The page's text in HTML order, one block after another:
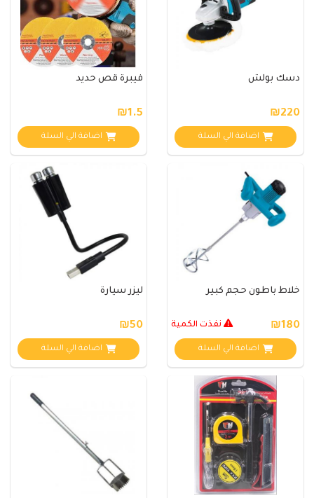
دسك بولش
₪220
اضافة الي السلة
فيبرة قص حديد
₪1.5
اضافة الي السلة
خلاط باطون حجم كبير
₪180 نفذت الكمية
اضافة الي السلة
ليزر سيارة
₪50
اضافة الي السلة